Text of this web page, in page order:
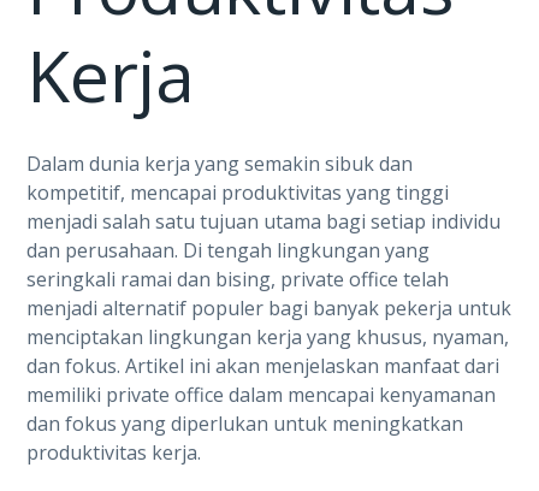
Kerja
Dalam dunia kerja yang semakin sibuk dan
kompetitif, mencapai produktivitas yang tinggi
menjadi salah satu tujuan utama bagi setiap individu
dan perusahaan. Di tengah lingkungan yang
seringkali ramai dan bising, private office telah
menjadi alternatif populer bagi banyak pekerja untuk
menciptakan lingkungan kerja yang khusus, nyaman,
dan fokus. Artikel ini akan menjelaskan manfaat dari
memiliki private office dalam mencapai kenyamanan
dan fokus yang diperlukan untuk meningkatkan
produktivitas kerja.